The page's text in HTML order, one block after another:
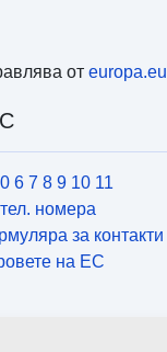
от europa.eu
6 7 8 9 10 11
тел. номера
за контакти
на ЕС